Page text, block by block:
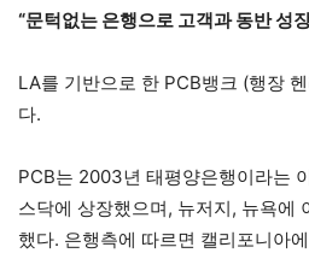
“문턱없는 은행으로 고객과 동반 성
LA를 기반으로 한 PCB뱅크 (행장
다.
PCB는 2003년 태평양은행이라는
스닥에 상장했으며, 뉴저지, 뉴욕에
했다. 은행측에 따르면 캘리포니아